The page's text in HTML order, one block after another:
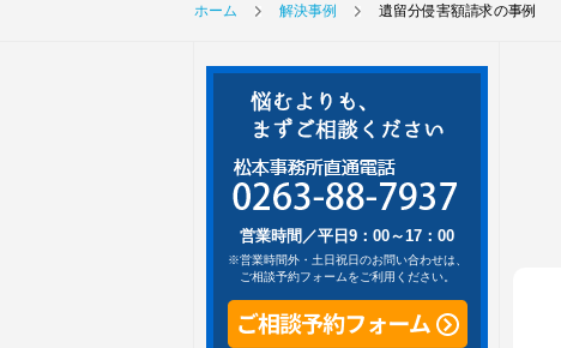
ホーム 解決事例 遺留分侵害額請求の事例
営業時間／平日9：00～17：00
※営業時間外・土日祝日のお問い合わせは、
ご相談予約フォームをご利用ください。